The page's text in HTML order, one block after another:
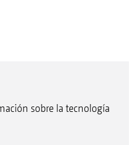
sobre la tecnología